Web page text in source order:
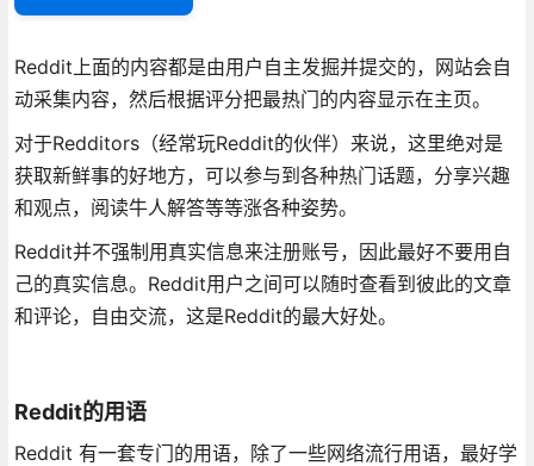
Reddit上面的内容都是由用户自主发掘并提交的，网站会自
动采集内容，然后根据评分把最热门的内容显示在主页。
对于Redditors（经常玩Reddit的伙伴）来说，这里绝对是
获取新鲜事的好地方，可以参与到各种热门话题，分享兴趣
和观点，阅读牛人解答等等涨各种姿势。
Reddit并不强制用真实信息来注册账号，因此最好不要用自
己的真实信息。Reddit用户之间可以随时查看到彼此的文章
和评论，自由交流，这是Reddit的最大好处。
Reddit的用语
Reddit 有一套专门的用语，除了一些网络流行用语，最好学